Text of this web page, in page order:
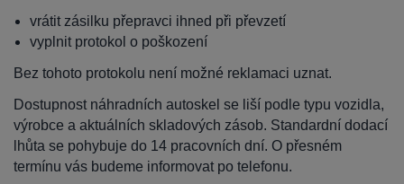
vrátit zásilku přepravci ihned při převzetí
vyplnit protokol o poškození
Bez tohoto protokolu není možné reklamaci uznat.
Dostupnost náhradních autoskel se liší podle typu vozidla,
výrobce a aktuálních skladových zásob. Standardní dodací
lhůta se pohybuje do 14 pracovních dní. O přesném
termínu vás budeme informovat po telefonu.